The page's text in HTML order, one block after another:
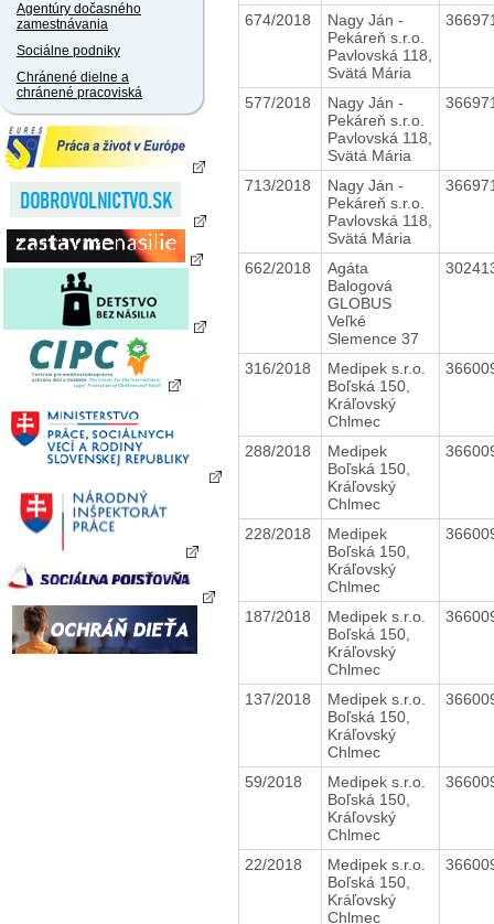
Agentúry dočasného
zamestnávania
Sociálne podniky
Chránené dielne a
chránené pracoviská
674/2018
Nagy Ján -
Pekáreň s.r.o.
Pavlovská 118,
Svätá Mária
577/2018
Nagy Ján -
Pekáreň s.r.o.
Pavlovská 118,
Svätá Mária
713/2018
Nagy Ján -
Pekáreň s.r.o.
Pavlovská 118,
Svätá Mária
662/2018
Agáta
Balogová
GLOBUS
Veľké
Slemence 37
316/2018
Medipek s.r.o.
Boľská 150,
Kráľovský
Chlmec
288/2018
Medipek
Boľská 150,
Kráľovský
Chlmec
228/2018
Medipek
Boľská 150,
Kráľovský
Chlmec
187/2018
Medipek s.r.o.
Boľská 150,
Kráľovský
Chlmec
137/2018
Medipek s.r.o.
Boľská 150,
Kráľovský
Chlmec
59/2018
Medipek s.r.o.
Boľská 150,
Kráľovský
Chlmec
22/2018
Medipek s.r.o.
Boľská 150,
Kráľovský
Chlmec